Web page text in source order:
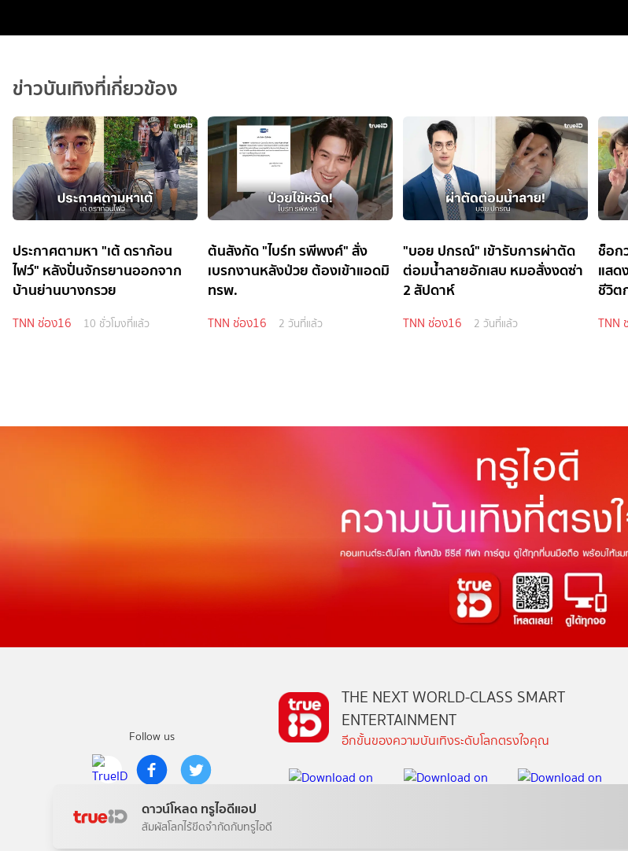
ข่าวบันเทิงที่เกี่ยวข้อง
ประกาศตามหา "เต้ ดราก้อน
ไฟว์" หลังปั่นจักรยานออกจาก
บ้านย่านบางกรวย
TNN ช่อง16 10 ชั่วโมงที่แล้ว
ต้นสังกัด "ไบร์ท รพีพงศ์" สั่ง
เบรกงานหลังป่วย ต้องเข้าแอดมิ
ทรพ.
TNN ช่อง16 2 วันที่แล้ว
"บอย ปกรณ์" เข้ารับการผ่าตัด
ต่อมน้ำลายอักเสบ หมอสั่งงดซ่า
2 สัปดาห์
TNN ช่อง16 2 วันที่แล้ว
ช็อก
แสด
ชีวิต
TNN
ดาวน์โหลด ทรูไอดีแอป
สัมผัสโลกไร้ขีดจำกัดกับทรูไอดี
Follow us
Copyright © True Digital Group Company Limited.
All rights reserved
THE NEXT WORLD-CLASS SMART
ENTERTAINMENT
อีกขั้นของความบันเทิงระดับโลกตรงใจคุณ